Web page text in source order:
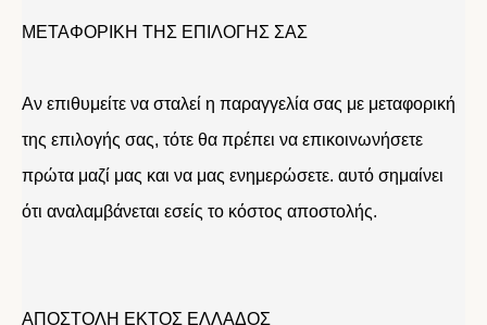
ΜΕΤΑΦΟΡΙΚΗ ΤΗΣ ΕΠΙΛΟΓΗΣ ΣΑΣ
Αν επιθυμείτε να σταλεί η παραγγελία σας με μεταφορική
της επιλογής σας, τότε θα πρέπει να επικοινωνήσετε
πρώτα μαζί μας και να μας ενημερώσετε. αυτό σημαίνει
ότι αναλαμβάνεται εσείς το κόστος αποστολής.
ΑΠΟΣΤΟΛΗ ΕΚΤΟΣ ΕΛΛΑΔΟΣ